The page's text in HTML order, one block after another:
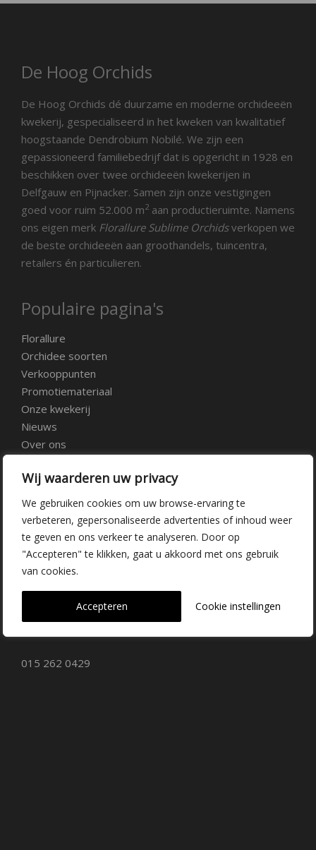
Wij waarderen uw privacy
We gebruiken cookies om uw browse-ervaring te
verbeteren, gepersonaliseerde advertenties of inhoud weer
te geven en ons verkeer te analyseren. Door op
"Accepteren" te klikken, gaat u akkoord met ons gebruik
van cookies.
Cookie instellingen
Accepteren
De Hoog Orchids
De Hoog Orchids dé duurzame en moderne orchideeën
kwekerij, gespecialiseerd in het kweken van kwalitatief
hoogstaande Dendrobium Nobilé. We zijn een
gepassioneerd familiebedrijf dat is opgericht in 1928 en
beschikken over twee orchideeën kwekerijen in
Delfgauw en Pijnacker. Samen zijn onze vestigingen
goed voor ruim 52.000 m2 aan productieruimte. Namens
ons eigen merk Florallure Sublime Orchidsverkopen we
de beste orchideeën aan groothandels, tuincentra,
retailers én particulieren.
Populaire pagina's
Florallure
Orchidee soorten
Verkooppunten
Promotiemateriaal
Onze kwekerij
Nieuws
Over ons
Vacatures
Contact
Kwekerij Delfgauw
Vrederustlaan 10
2645 AW Delfgauw
015 262 0429